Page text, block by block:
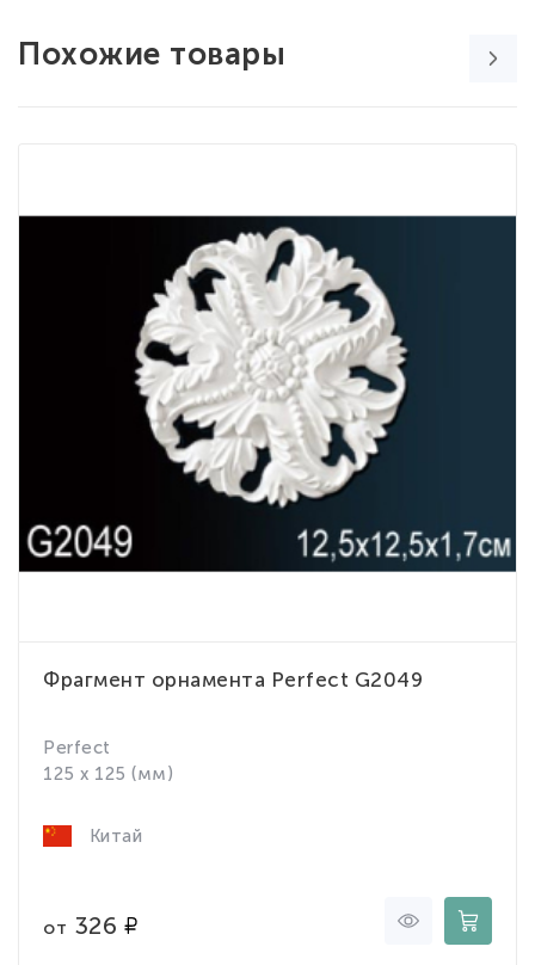
Похожие товары
Фрагмент орнамента Perfect G2049
Perfect
125 x 125 (мм)
Китай
от 326